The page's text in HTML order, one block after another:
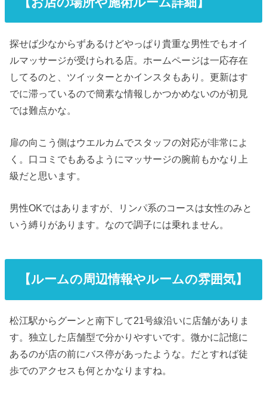
探せば少なからずあるけどやっぱり貴重な男性でもオイ
ルマッサージが受けられる店。ホームページは一応存在
してるのと、ツイッターとかインスタもあり。更新はす
でに滞っているので簡素な情報しかつかめないのが初見
では難点かな。
扉の向こう側はウエルカムでスタッフの対応が非常によ
く。口コミでもあるようにマッサージの腕前もかなり上
級だと思います。
男性OKではありますが、リンパ系のコースは女性のみと
いう縛りがあります。なので調子には乗れません。
【ルームの周辺情報やルームの雰囲気】
松江駅からグーンと南下して21号線沿いに店舗がありま
す。独立した店舗型で分かりやすいです。微かに記憶に
あるのが店の前にバス停があったような。だとすれば徒
歩でのアクセスも何とかなりますね。